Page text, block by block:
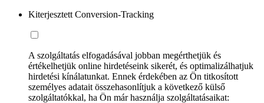
Kiterjesztett Conversion-Tracking
A szolgáltatás elfogadásával jobban megérthetjük és
értékelhetjük online hirdetéseink sikerét, és optimalizálhatjuk
hirdetési kínálatunkat. Ennek érdekében az Ön titkosított
személyes adatait összehasonlítjuk a következő külső
szolgáltatókkal, ha Ön már használja szolgáltatásaikat: